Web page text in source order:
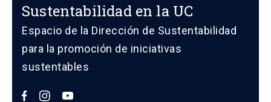
Sustentabilidad en la UC
Espacio de la Dirección de Sustentabilidad
para la promoción de iniciativas
sustentables